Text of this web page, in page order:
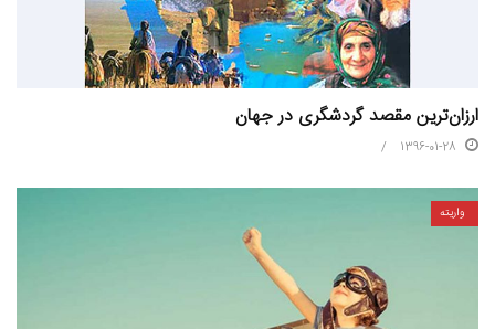
ارزان‌ترین مقصد گردشگری در جهان
1396-01-28
واریته